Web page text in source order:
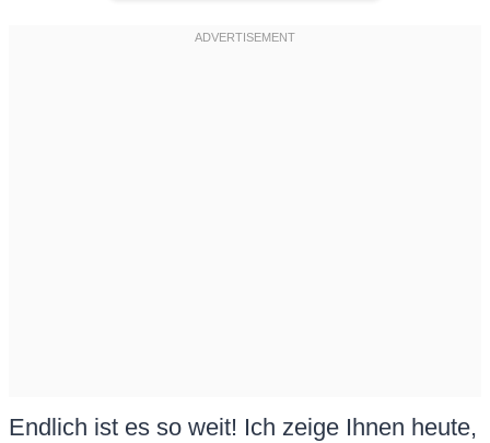
Endlich ist es so weit! Ich zeige Ihnen heute,